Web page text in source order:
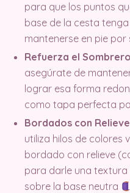
para que los puntos
base de la cesta
mantenerse en pie por
Refuerza el
asegúrate de
lograr esa forma
como tapa perfecta
Bordados con
utiliza hilos de colores
bordado con relieve
para darle una
sobre la base neutra